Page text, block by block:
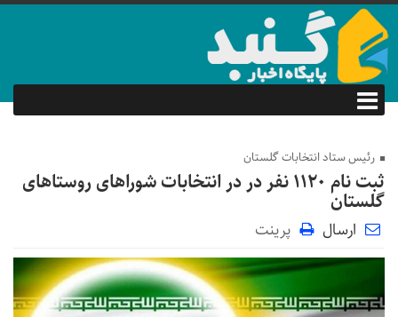
رئیس ستاد انتخابات گلستان
ثبت نام ۱۱۲۰ نفر در در انتخابات شورا‌های روستا‌های
گلستان
ارسال پرینت